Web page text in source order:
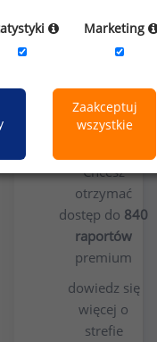
użytkowników
premium
Chcesz
otrzymać
dostęp do 840
raportów
premium
dowiedz się
więcej o
strefie
Marketing
Zaakceptuj
wszystkie